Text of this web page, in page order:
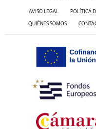
AVISO LEGAL POLÍTICA
QUIÉNES SOMOS